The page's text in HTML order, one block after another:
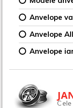
Anvelope
Anvelope
Anvelope